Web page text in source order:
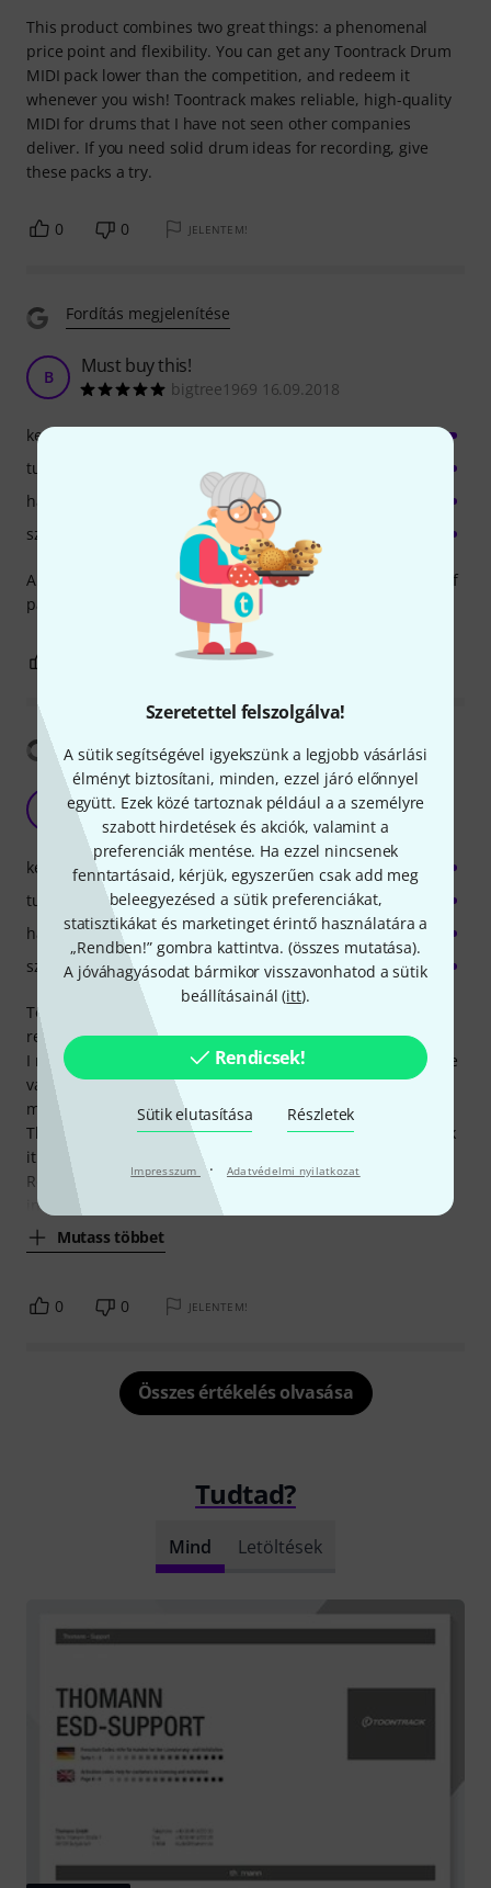
Szeretettel felszolgálva!
A sütik segítségével igyekszünk a legjobb vásárlási
élményt biztosítani, minden, ezzel járó előnnyel
együtt. Ezek közé tartoznak például a a személyre
szabott hirdetések és akciók, valamint a
preferenciák mentése. Ha ezzel nincsenek
fenntartásaid, kérjük, egyszerűen csak add meg
beleegyezésed a sütik preferenciákat,
statisztikákat és marketinget érintő használatára a
„Rendben!” gombra kattintva. (összes mutatása).
A jóváhagyásodat bármikor visszavonhatod a sütik
beállításainál (itt).
Rendicsek!
Sütik elutasítása Részletek
Impresszum · Adatvédelmi nyilatkozat
This product combines two great things: a phenomenal
price point and flexibility. You can get any Toontrack Drum
MIDI pack lower than the competition, and redeem it
whenever you wish! Toontrack makes reliable, high-quality
MIDI for drums that I have not seen other companies
deliver. If you need solid drum ideas for recording, give
these packs a try.
0 0 JELENTEM!
Fordítás megjelenítése
B Must buy this!
bigtree1969 16.09.2018
Absolute quality MIDI parts. Superb addition to database of
parts to make song writing far easier.
kezelés
tulajdonsagok
hangzás/minőség
számítógép kihasználtsága
JELENTEM!
Fordítás megjelenítése
Toontrack Drum Midi Pack
rhunter734 12.07.2023
Too many choices? No worries. Toontrack Midi Pack to the
rescue.
I recently purchased EZDrummer 3 and was happy with the
variety of drum grooves that it came with, but I needed
more. Like most musicians, more is...well more.
The Midi 6 Pack was a great solution at a great price. Check
it out.
Remember, there's a way to hear all of the grooves directly
in
Mutass többet
kezelés
tulajdonsagok
hangzás/minőség
számítógép kihasználtsága
0 0 JELENTEM!
Összes értékelés olvasása
Tudtad?
Mind Letöltések